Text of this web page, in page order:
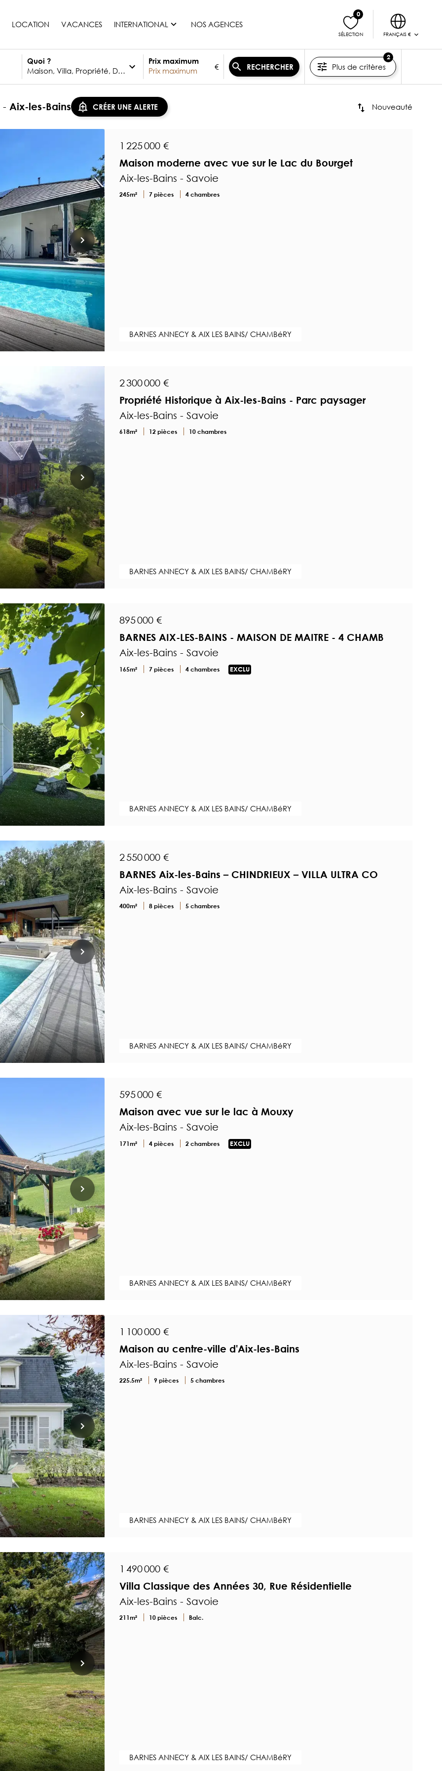
LOCATION VACANCES INTERNATIONAL
France
Maurice
Monaco
Maroc
Etats-unis
Suisse
Tous les pays
NOS AGENCES
SÉLECTION
0
FRANÇAIS €
Quoi ? Prix maximum
€ RECHERCHER Plus de critères
2
- Aix-les-Bains CRÉER UNE ALERTE Nouveauté
1 225 000 €
Maison moderne avec vue sur le Lac du Bourget
Aix-les-Bains - Savoie
245m² 7 pièces 4 chambres
BARNES ANNECY & AIX LES BAINS/ CHAMBéRY
2 300 000 €
Propriété Historique à Aix-les-Bains - Parc paysager
Aix-les-Bains - Savoie
618m² 12 pièces 10 chambres
BARNES ANNECY & AIX LES BAINS/ CHAMBéRY
895 000 €
BARNES AIX-LES-BAINS - MAISON DE MAITRE - 4 CHAMB
Aix-les-Bains - Savoie
165m² 7 pièces 4 chambres EXCLU
BARNES ANNECY & AIX LES BAINS/ CHAMBéRY
2 550 000 €
BARNES Aix-les-Bains – CHINDRIEUX – VILLA ULTRA CO
Aix-les-Bains - Savoie
400m² 8 pièces 5 chambres
BARNES ANNECY & AIX LES BAINS/ CHAMBéRY
595 000 €
Maison avec vue sur le lac à Mouxy
Aix-les-Bains - Savoie
171m² 4 pièces 2 chambres EXCLU
BARNES ANNECY & AIX LES BAINS/ CHAMBéRY
1 100 000 €
Maison au centre-ville d'Aix-les-Bains
Aix-les-Bains - Savoie
225.5m² 9 pièces 5 chambres
BARNES ANNECY & AIX LES BAINS/ CHAMBéRY
1 490 000 €
Villa Classique des Années 30, Rue Résidentielle
Aix-les-Bains - Savoie
211m² 10 pièces Balc.
BARNES ANNECY & AIX LES BAINS/ CHAMBéRY